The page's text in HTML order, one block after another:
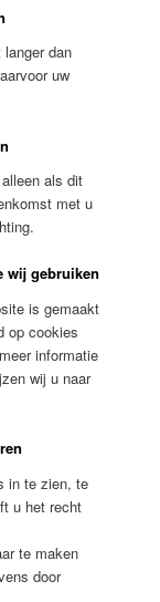
dan
uw
als dit
met u
wij gebruiken
is gemaakt
op cookies
informatie
wij u naar
in te zien, te
u het recht
te maken
door